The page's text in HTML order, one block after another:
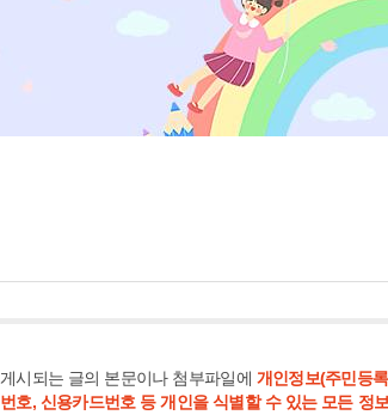
게시되는 글의 본문이나 첨부파일에 개인정보(주민등
번호, 신용카드번호 등 개인을 식별할 수 있는 모든 정